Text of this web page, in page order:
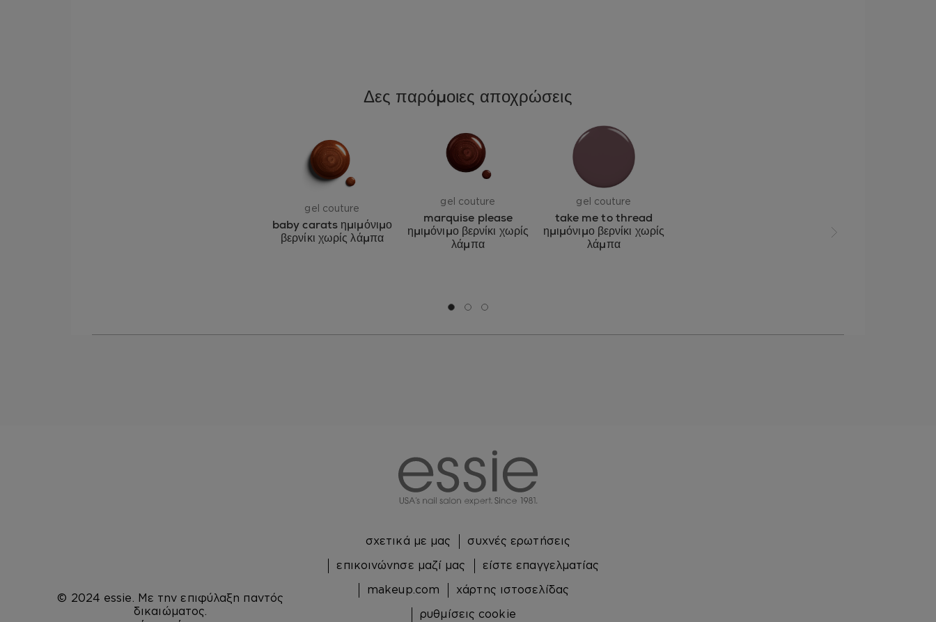
Δες παρόμοιες αποχρώσεις
gel couture
baby carats ημιμόνιμο
βερνίκι χωρίς λάμπα
gel couture
marquise please
ημιμόνιμο βερνίκι χωρίς
λάμπα
gel couture
take me to thread
ημιμόνιμο βερνίκι χωρίς
λάμπα
Μετάβαση σε διαφάνεια 0
Μετάβαση σε διαφάνεια 1
Μετάβαση σε διαφάνεια 2
© 2024 essie. Με την επιφύλαξη παντός
δικαιώματος.
σχετικά με μας
συχνές ερωτήσεις
επικοινώνησε μαζί μας
είστε επαγγελματίας
makeup.com
χάρτης ιστοσελίδας
ρυθμίσεις cookie